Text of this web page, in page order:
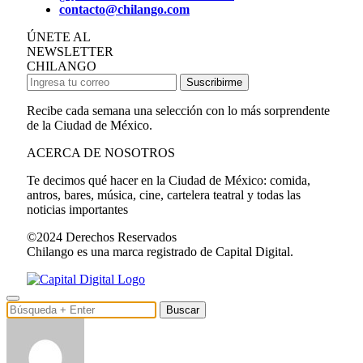
contacto@chilango.com
ÚNETE AL
NEWSLETTER
CHILANGO
Suscribirme
Recibe cada semana una selección con lo más sorprendente
de la Ciudad de México.
ACERCA DE NOSOTROS
Te decimos qué hacer en la Ciudad de México: comida,
antros, bares, música, cine, cartelera teatral y todas las
noticias importantes
©2024 Derechos Reservados
Chilango es una marca registrado de Capital Digital.
Buscar